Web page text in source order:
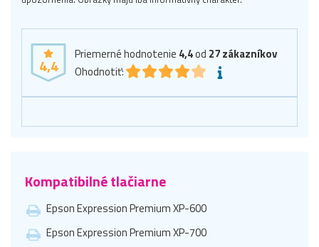
4,4
Priemerné hodnotenie 4,4od 27zákazníkov
Ohodnotiť:
Kompatibilné tlačiarne
Epson Expression Premium XP-600
Epson Expression Premium XP-700